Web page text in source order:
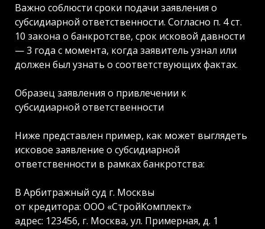
Важно соблюсти сроки подачи заявления о
субсидиарной ответственности. Согласно п. 4 ст.
10 закона о банкротстве, срок исковой давности
— 3 года с момента, когда заявитель узнал или
должен был узнать о соответствующих фактах.
Образец заявления о привлечении к
субсидиарной ответственности
Ниже представлен пример, как может выглядеть
исковое заявление о субсидиарной
ответственности в рамках банкротства:
В Арбитражный суд г. Москвы
от кредитора: ООО «СтройКомплект»
адрес: 123456, г. Москва, ул. Примерная, д. 1